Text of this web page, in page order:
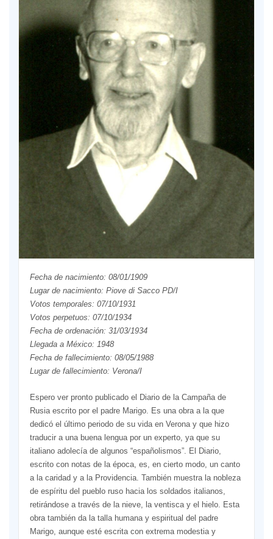
Fecha de nacimiento: 08/01/1909
Lugar de nacimiento: Piove di Sacco PD/I
Votos temporales: 07/10/1931
Votos perpetuos: 07/10/1934
Fecha de ordenación: 31/03/1934
Llegada a México: 1948
Fecha de fallecimiento: 08/05/1988
Lugar de fallecimiento: Verona/I
Espero ver pronto publicado el Diario de la Campaña de
Rusia escrito por el padre Marigo. Es una obra a la que
dedicó el último periodo de su vida en Verona y que hizo
traducir a una buena lengua por un experto, ya que su
italiano adolecía de algunos “españolismos”. El Diario,
escrito con notas de la época, es, en cierto modo, un canto
a la caridad y a la Providencia. También muestra la nobleza
de espíritu del pueblo ruso hacia los soldados italianos,
retirándose a través de la nieve, la ventisca y el hielo. Esta
obra también da la talla humana y espiritual del padre
Marigo, aunque esté escrita con extrema modestia y